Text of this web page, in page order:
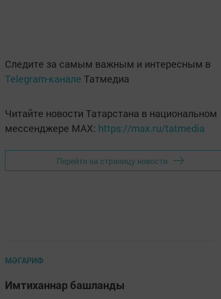
Следите за самым важным и интересным в
Telegram-канале Татмедиа
Читайте новости Татарстана в национальном
мессенджере MАХ: https://max.ru/tatmedia
Перейти на страницу новости
МӘГАРИФ
Имтиханнар башланды